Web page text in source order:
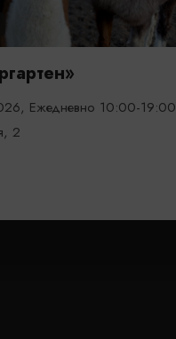
Ежедневно 10:00-19:00
2